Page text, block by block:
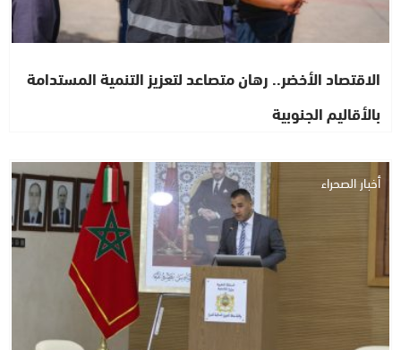
الاقتصاد الأخضر.. رهان متصاعد لتعزيز التنمية المستدامة
بالأقاليم الجنوبية
أخبار الصحراء